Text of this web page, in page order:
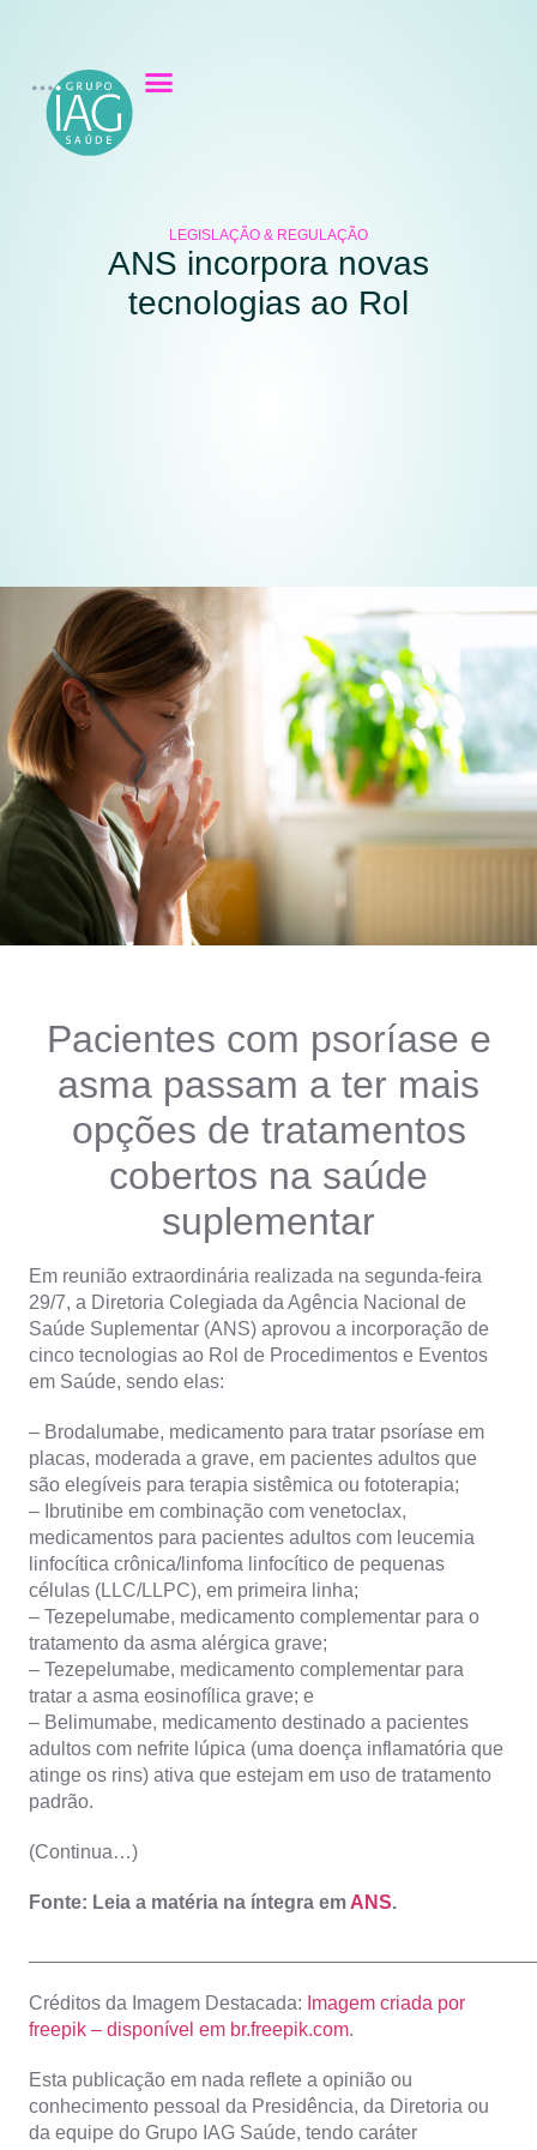
LEGISLAÇÃO & REGULAÇÃO
ANS incorpora novas
tecnologias ao Rol
Pacientes com psoríase e
asma passam a ter mais
opções de tratamentos
cobertos na saúde
suplementar
Em reunião extraordinária realizada na segunda-feira
29/7, a Diretoria Colegiada da Agência Nacional de
Saúde Suplementar (ANS) aprovou a incorporação de
cinco tecnologias ao Rol de Procedimentos e Eventos
em Saúde, sendo elas:
– Brodalumabe, medicamento para tratar psoríase em
placas, moderada a grave, em pacientes adultos que
são elegíveis para terapia sistêmica ou fototerapia;
– Ibrutinibe em combinação com venetoclax,
medicamentos para pacientes adultos com leucemia
linfocítica crônica/linfoma linfocítico de pequenas
células (LLC/LLPC), em primeira linha;
– Tezepelumabe, medicamento complementar para o
tratamento da asma alérgica grave;
– Tezepelumabe, medicamento complementar para
tratar a asma eosinofílica grave; e
– Belimumabe, medicamento destinado a pacientes
adultos com nefrite lúpica (uma doença inflamatória que
atinge os rins) ativa que estejam em uso de tratamento
padrão.
(Continua…)
Fonte: Leia a matéria na íntegra em ANS.
Créditos da Imagem Destacada: Imagem criada por
freepik – disponível em br.freepik.com.
Esta publicação em nada reflete a opinião ou
conhecimento pessoal da Presidência, da Diretoria ou
da equipe do Grupo IAG Saúde, tendo caráter